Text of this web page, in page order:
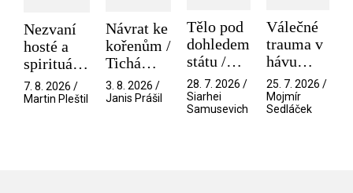
Nezvaní
hosté a
spirituální
narušitelé
z vesmíru
7. 8. 2026 /
Martin Pleštil
Návrat ke
kořenům /
Tichá
přítelkyně
3. 8. 2026 /
Janis Prášil
Tělo pod
dohledem
státu /
Pramen
28. 7. 2026 /
Siarhei
Samusevich
Válečné
trauma v
hávu
spektáklu
/ Odyssea
25. 7. 2026 /
Mojmír
Sedláček